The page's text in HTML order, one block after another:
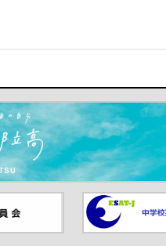
中学校英語ス
（別ウインド